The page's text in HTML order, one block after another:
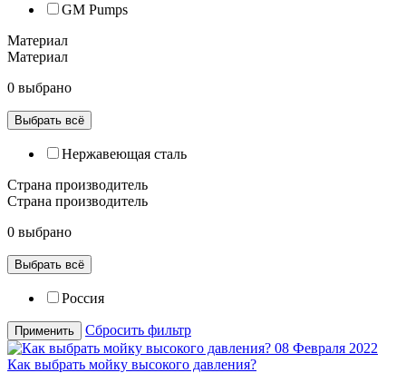
GM Pumps
Материал
Материал
0 выбрано
Выбрать всё
Нержавеющая сталь
Страна производитель
Страна производитель
0 выбрано
Выбрать всё
Россия
Применить
Сбросить фильтр
08 Февраля 2022
Как выбрать мойку высокого давления?